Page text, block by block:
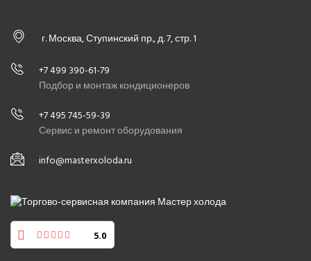
г. Москва, Ступинский пр., д. 7, стр. 1
+7 499 390-61-79
Подбор и монтаж кондиционеров
+7 495 745-59-39
Сервис и ремонт оборудования
info@masterxoloda.ru
5.0